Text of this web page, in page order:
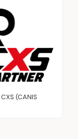
CXS (CANIS